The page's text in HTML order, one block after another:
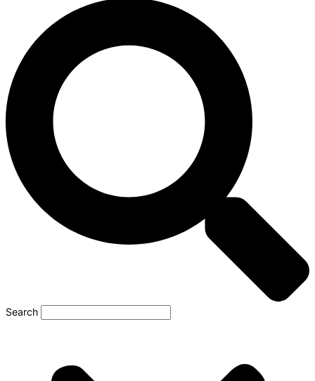
Search